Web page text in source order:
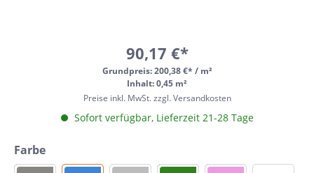
90,17 €*
Grundpreis:200,38 €* / m²
Inhalt: 0,45 m²
Preise inkl. MwSt. zzgl. Versandkosten
Sofort verfügbar, Lieferzeit 21-28 Tage
Farbe